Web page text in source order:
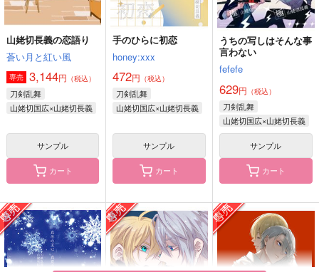
作品詳細 作品詳細 作品詳細
樹洞の森
787円（税込）
山姥切国広×山姥切長義
ぼんくら
3,670円（税込）
山姥切国広×山姥切長義
雪解けの頃より
メメントミント
1,477 円（税込）
山姥切国広×山姥切長義
山姥切長義の恋語り
蒼い月と紅い風
専売 3,144円 （税込）
刀剣乱舞
山姥切国広×山姥切長義
サンプル
カート
手のひらに初恋
honey:xxx
472円 （税込）
刀剣乱舞
山姥切国広×山姥切長義
サンプル
カート
うちの写しはそんな事
言わない
fefefe
629円 （税込）
刀剣乱舞
山姥切国広×山姥切長義
サンプル
カート